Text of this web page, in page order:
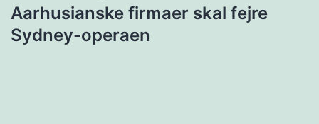
Aarhusianske firmaer skal fejre
Sydney-operaen